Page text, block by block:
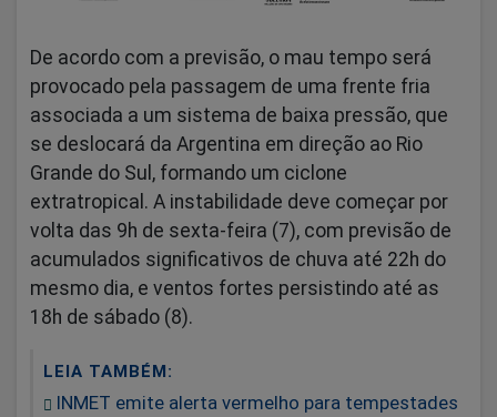
De acordo com a previsão, o mau tempo será
provocado pela passagem de uma frente fria
associada a um sistema de baixa pressão, que
se deslocará da Argentina em direção ao Rio
Grande do Sul, formando um ciclone
extratropical. A instabilidade deve começar por
volta das 9h de sexta-feira (7), com previsão de
acumulados significativos de chuva até 22h do
mesmo dia, e ventos fortes persistindo até as
18h de sábado (8).
LEIA TAMBÉM:
INMET emite alerta vermelho para tempestades